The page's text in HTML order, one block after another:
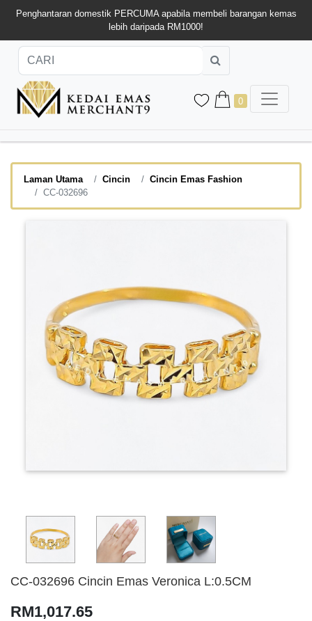
Penghantaran domestik PERCUMA apabila membeli barangan kemas
lebih daripada RM1000!
0
Laman Utama Cincin
Cincin Emas Fashion
CC-032696
CC-032696 Cincin Emas Veronica L:0.5CM
RM1,017.65